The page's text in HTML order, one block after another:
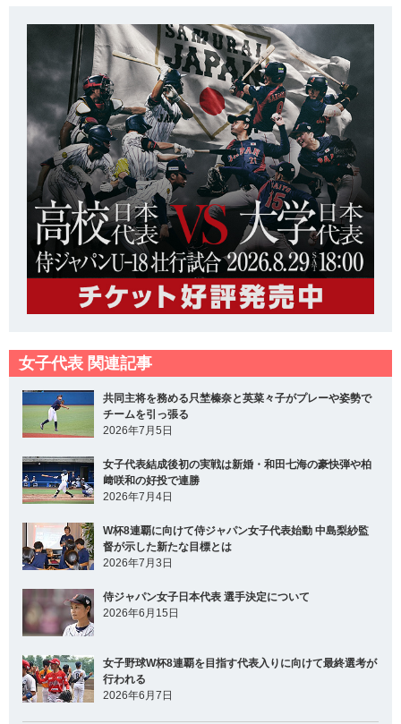
女子代表 関連記事
共同主将を務める只埜榛奈と英菜々子がプレーや姿勢で
チームを引っ張る
2026年7月5日
女子代表結成後初の実戦は新婚・和田七海の豪快弾や柏
﨑咲和の好投で連勝
2026年7月4日
W杯8連覇に向けて侍ジャパン女子代表始動 中島梨紗監
督が示した新たな目標とは
2026年7月3日
侍ジャパン女子日本代表 選手決定について
2026年6月15日
女子野球W杯8連覇を目指す代表入りに向けて最終選考が
行われる
2026年6月7日